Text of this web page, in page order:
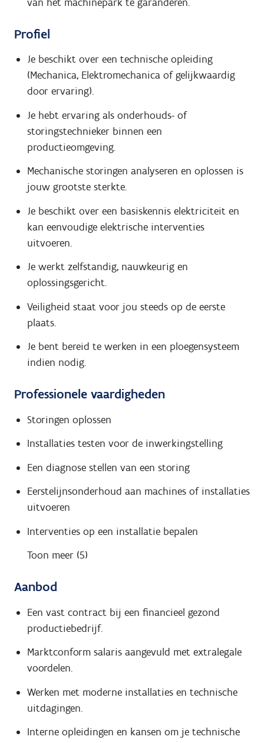
Profiel
Je beschikt over een technische opleiding
(Mechanica, Elektromechanica of gelijkwaardig
door ervaring).
Je hebt ervaring als onderhouds- of
storingstechnieker binnen een
productieomgeving.
Mechanische storingen analyseren en oplossen is
jouw grootste sterkte.
Je beschikt over een basiskennis elektriciteit en
kan eenvoudige elektrische interventies
uitvoeren.
Je werkt zelfstandig, nauwkeurig en
oplossingsgericht.
Veiligheid staat voor jou steeds op de eerste
plaats.
Je bent bereid te werken in een ploegensysteem
indien nodig.
Professionele vaardigheden
Storingen oplossen
Installaties testen voor de inwerkingstelling
Een diagnose stellen van een storing
Eerstelijnsonderhoud aan machines of installaties
uitvoeren
Interventies op een installatie bepalen
Toon meer (5)
Aanbod
Een vast contract bij een financieel gezond
productiebedrijf.
Marktconform salaris aangevuld met extralegale
voordelen.
Werken met moderne installaties en technische
uitdagingen.
Interne opleidingen en kansen om je technische